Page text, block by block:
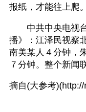
报纸，才能往上爬
中共中央电视台
播》：江泽民视察
南美某人４分钟，
７分钟。整个新闻